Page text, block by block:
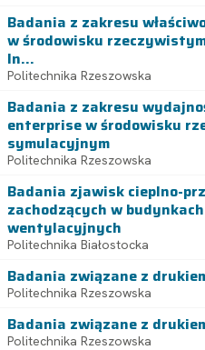
Badania z zakresu
w środowisku
In...
Politechnika Rzeszowska
Badania z zakresu
enterprise w środowisku
symulacyjnym
Politechnika Rzeszowska
Badania zjawisk cieplno-
zachodzących w
wentylacyjnych
Politechnika Białostocka
Badania związane z
Politechnika Rzeszowska
Badania związane z
Politechnika Rzeszowska